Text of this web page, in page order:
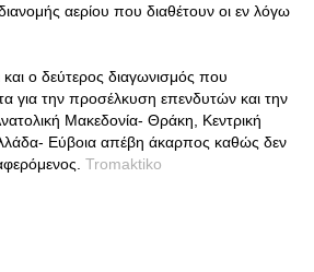
αερίου που διαθέτουν οι εν λόγω
και ο δεύτερος διαγωνισμός που
για την προσέλκυση επενδυτών και την
Μακεδονία- Θράκη, Κεντρική
Εύβοια απέβη άκαρπος καθώς δεν
Tromaktiko